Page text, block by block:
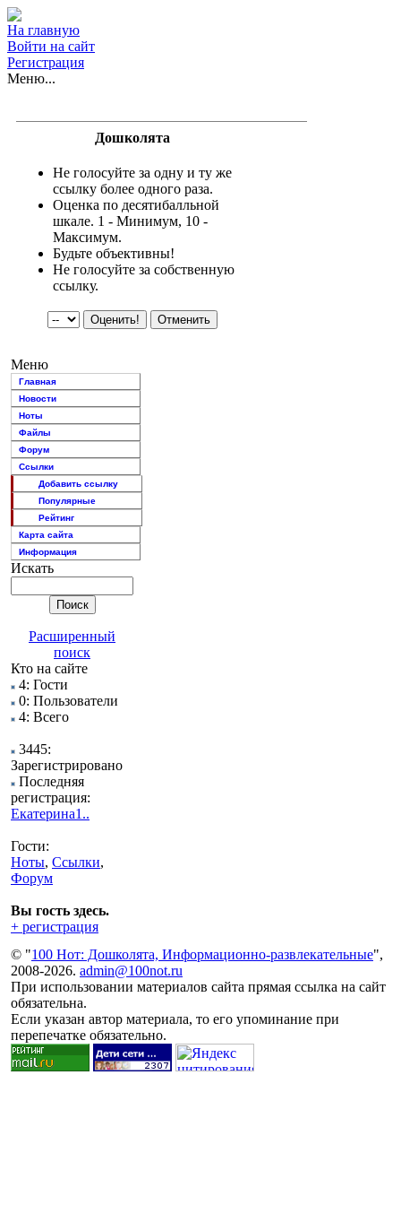
На главную
Войти на сайт
Регистрация
Меню...
Дошколята
Не голосуйте за одну и ту же
ссылку более одного раза.
Оценка по десятибалльной
шкале. 1 - Минимум, 10 -
Максимум.
Будьте объективны!
Не голосуйте за собственную
ссылку.
Меню
Главная
Новости
Ноты
Файлы
Форум
Ссылки
Добавить ссылку
Популярные
Рейтинг
Карта сайта
Информация
Искать
Расширенный
поиск
Кто на сайте
4: Гости
0: Пользователи
4: Всего
3445:
Зарегистрировано
Последняя
регистрация:
Екатерина1..
Гости:
Ноты, Ссылки,
Форум
Вы гость здесь.
+ регистрация
© "100 Нот: Дошколята, Информационно-развлекательные",
2008-2026. admin@100not.ru
При использовании материалов сайта прямая ссылка на сайт
обязательна.
Если указан автор материала, то его упоминание при
перепечатке обязательно.